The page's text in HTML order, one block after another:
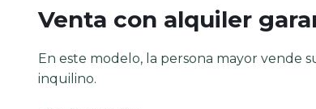
Venta con alquiler
En este modelo, la persona mayor vende
inquilino.